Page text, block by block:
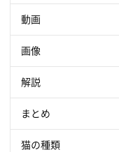
動画
画像
解説
まとめ
猫の種類